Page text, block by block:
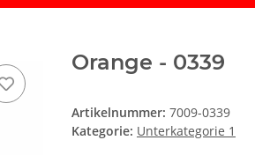
Orange - 0339
Artikelnummer: 7009-0339
Kategorie: Unterkategorie 1